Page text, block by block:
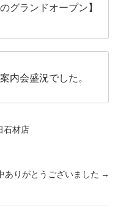
グランドオープン】
内会盛況でした。
石材店
ありがとうございました →